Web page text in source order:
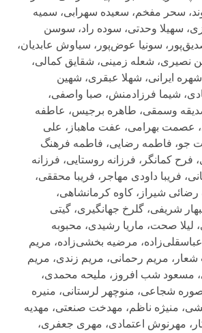
سحر مفخم، سعیده سهرابی، سمیه
سهیلا وحدتی، سوده راد، سوسن
سونیا عوض‌پور، سیاوش عابدیان،
نصیری، شعله زمینی، شقایق کمالی،
ایرانی، شهلا عبقری، شهین
شیما فرزادمنش، صبا واصفی،
وسمقی، طاهره برجیس، عاطفه
عصمت بهرامی، عفت ماهباز، علی
جو، فاطمه رضایی، فاطمه فرهنگ
فرح کمانگر، فرزانه روستایی، فرزانه
فریبا داودی مهاجر، فریبا محققی،
رضائی شیراز، کاوه کرمانشاهی،
شریفی، گلرخ جهانگیری، گیتی
لیلا صحت، ماریا رشیدی، محبوبه
مرضیه بخشی‌زاده، مریم
مریم رحمانی، مریم زندی، مریم
مسعود شب افروز، ملیحه محمدی،
شجاعی، منوچهر لرستانی، منیره
منیژه ناظم، مهدخت صنعتی، مهدیه
کار، مهرنوش اعتمادی، مهری جعفری،